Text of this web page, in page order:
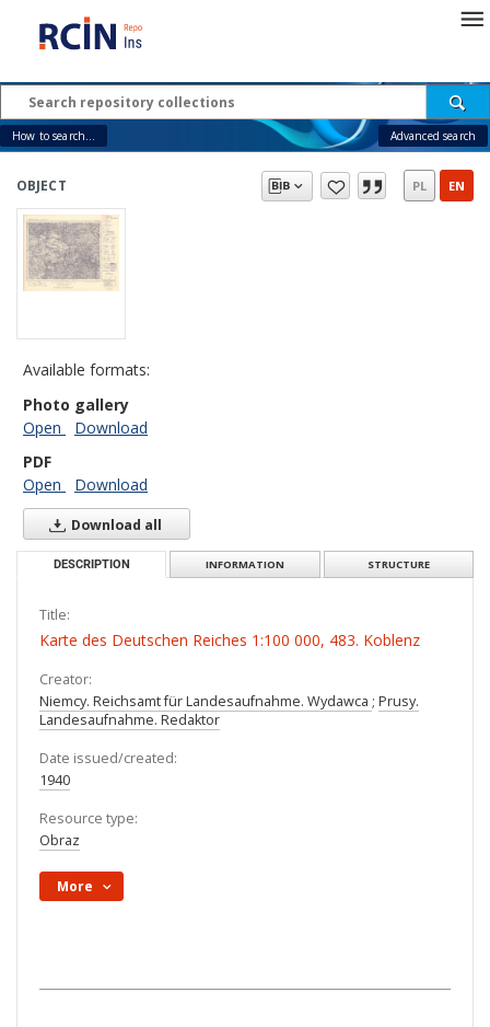
How to search... Advanced search
OBJECT PL EN
Available formats:
Photo gallery
Open
Download
PDF
Open
Download
Download all
DESCRIPTION INFORMATION STRUCTURE
Title:
Karte des Deutschen Reiches 1:100 000, 483. Koblenz
Creator:
Niemcy. Reichsamt für Landesaufnahme. Wydawca ; Prusy.
Landesaufnahme. Redaktor
Date issued/created:
1940
Resource type:
Obraz
More